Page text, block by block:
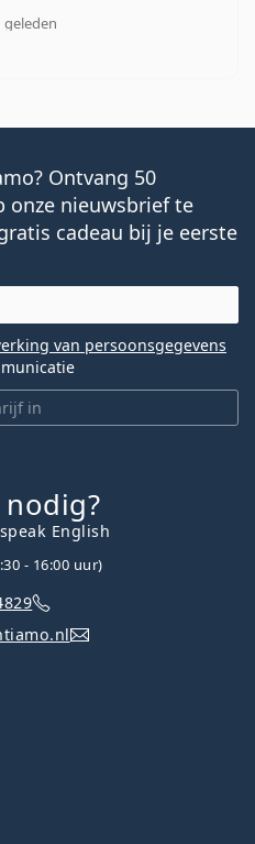
geleden
5 van 5
Ontvang 50
onze nieuwsbrief te
cadeau bij je eerste
in
van persoonsgegevens
English
- 16:00 uur)